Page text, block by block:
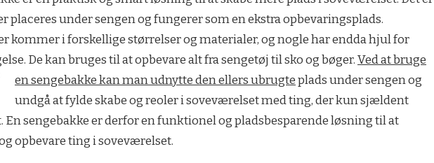
placeres under sengen og fungerer som en ekstra opbevaringsplads.
kommer i forskellige størrelser og materialer, og nogle har endda hjul for
De kan bruges til at opbevare alt fra sengetøj til sko og bøger.Ved at bruge
en sengebakke kan man udnytte den ellers ubrugteplads under sengen og
undgå at fylde skabe og reoler i soveværelset med ting, der kun sjældent
En sengebakke er derfor en funktionel og pladsbesparende løsning til at
opbevare ting i soveværelset.